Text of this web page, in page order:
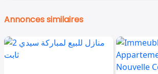
Annonces similaires